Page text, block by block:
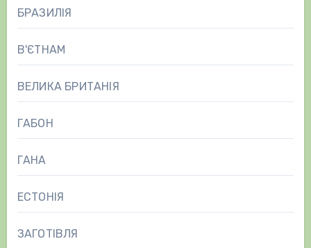
БРАЗИЛІЯ
В'ЄТНАМ
ВЕЛИКА БРИТАНІЯ
ГАБОН
ГАНА
ЕСТОНІЯ
ЗАГОТІВЛЯ